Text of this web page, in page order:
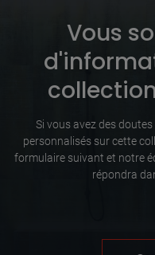
Vous
Si vous avez des
personnalisés sur cette
formulaire suivant et notre
répondra